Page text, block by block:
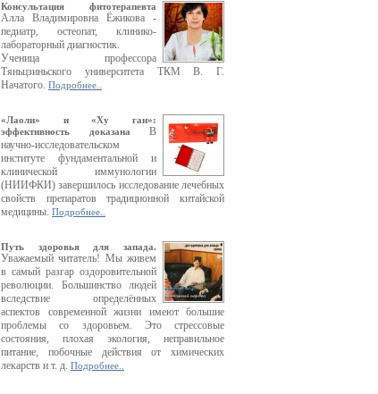
Консультация фитотерапевта
Алла Владимировна Ёжикова -
педиатр, остеопат, клинико-
лабораторный диагностик.
Ученица профессора
Тяньцзиньского университета ТКМ В. Г.
Начатого. Подробнее..
«Лаоли» и «Ху ган»:
эффективность доказана
В
научно-исследовательском
институте фундаментальной и
клинической иммунологии
(НИИФКИ) завершилось исследование лечебных
свойств препаратов традиционной китайской
медицины. Подробнее..
Путь здоровья для запада.
Уважаемый читатель! Мы живем
в самый разгар оздоровительной
революции. Большинство людей
вследствие определённых
аспектов современной жизни имеют большие
проблемы со здоровьем. Это стрессовые
состояния, плохая экология, неправильное
питание, побочные действия от химических
лекарств и т. д. Подробнее..